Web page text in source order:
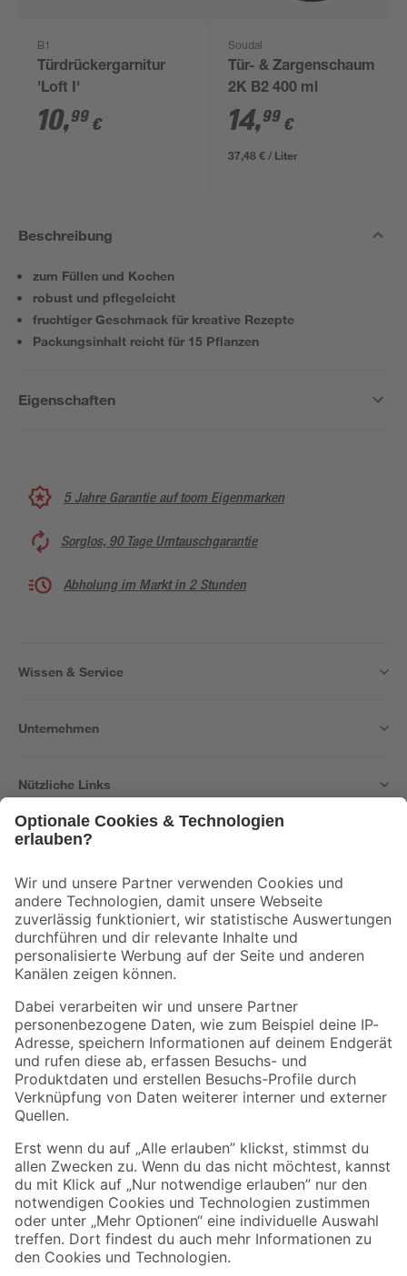
B1
Türdrückergarnitur
'Loft I'
10,99 €
Soudal
Tür- & Zargenschaum
2K B2 400 ml
14,99 €
37,48 € / Liter
Beschreibung
zum Füllen und Kochen
robust und pflegeleicht
fruchtiger Geschmack für kreative Rezepte
Packungsinhalt reicht für 15 Pflanzen
Eigenschaften
5 Jahre Garantie auf toom Eigenmarken
Sorglos, 90 Tage Umtauschgarantie
Abholung im Markt in 2 Stunden
Wissen & Service
Unternehmen
Nützliche Links
Der toom Newsletter: Keine Angebote und Aktionen mehr verpassen!
Zur Newsletter Anmeldung
Folge uns
Zahlungsarten Versandarten
Sicher einkaufen
Jetzt die toom-App herunterladen